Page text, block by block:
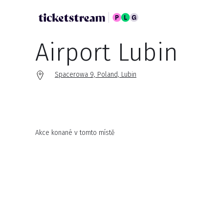
Airport Lubin
Spacerowa 9, Poland, Lubin
Akce konané v tomto místě